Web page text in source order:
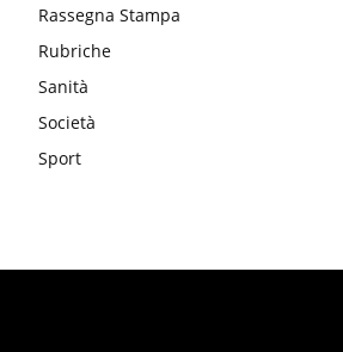
Rassegna Stampa
Rubriche
Sanità
Società
Sport